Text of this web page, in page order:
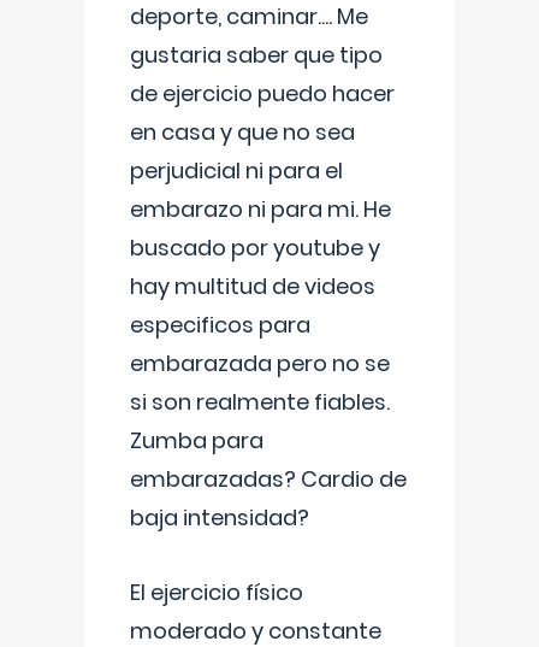
deporte, caminar.... Me
gustaria saber que tipo
de ejercicio puedo hacer
en casa y que no sea
perjudicial ni para el
embarazo ni para mi. He
buscado por youtube y
hay multitud de videos
especificos para
embarazada pero no se
si son realmente fiables.
Zumba para
embarazadas? Cardio de
baja intensidad?
El ejercicio físico
moderado y constante